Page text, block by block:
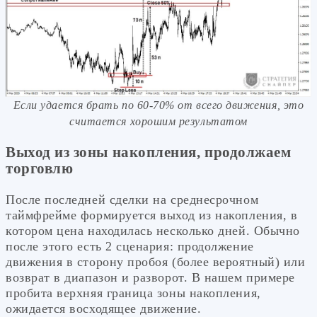
Если удается брать по 60-70% от всего движения, это
считается хорошим результатом
Выход из зоны накопления, продолжаем
торговлю
После последней сделки на среднесрочном
таймфрейме формируется выход из накопления, в
котором цена находилась несколько дней. Обычно
после этого есть 2 сценария: продолжение
движения в сторону пробоя (более вероятный) или
возврат в диапазон и разворот. В нашем примере
пробита верхняя граница зоны накопления,
ожидается восходящее движение.